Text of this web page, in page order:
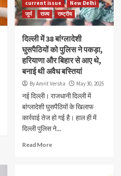
current issue
New Delhi
जुर्म
राज्य राष्ट्रीय
दिल्ली में 38 बांग्लादेशी
घुसपैठियों को पुलिस ने पकड़ा,
हरियाणा और बिहार से आए थे,
बनाई थी अवैध बस्तियां
By Amrit Versha May 30, 2025
नई दिल्ली। राजधानी दिल्ली में
बांग्लादेशी घुसपैठियों के खिलाफ
कार्रवाई तेज हो गई है। हाल ही में
दिल्ली पुलिस ने...
Read More